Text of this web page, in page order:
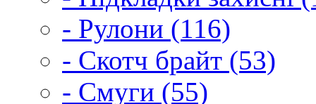
- Рулони (116)
- Скотч брайт (53)
- Смуги (55)